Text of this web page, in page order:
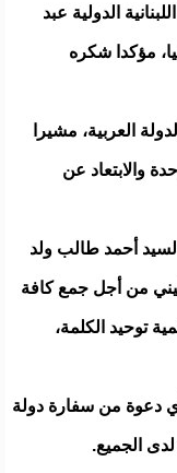
الدولية عبد
مؤكدا شكره
العربية، مشيرا
والابتعاد عن
أحمد طالب ولد
من أجل جمع كافة
توحيد الكلمة،
دعوة من سفارة دولة
الجميع.